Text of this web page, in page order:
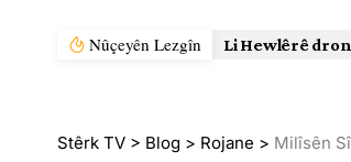
Nûçeyên Lezgîn Li Hewlêrê
Stêrk TV > Blog > Rojane > Milîsên